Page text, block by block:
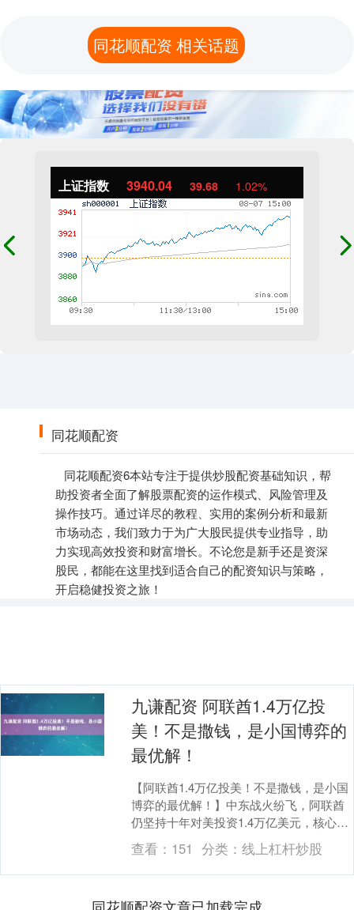
上证指数 3940.04 39.68 1.02%
同花顺配资
同花顺配资6本站专注于提供炒股配资基础知识，帮
助投资者全面了解股票配资的运作模式、风险管理及
操作技巧。通过详尽的教程、实用的案例分析和最新
市场动态，我们致力于为广大股民提供专业指导，助
力实现高效投资和财富增长。不论您是新手还是资深
股民，都能在这里找到适合自己的配资知识与策略，
开启稳健投资之旅！
同花顺配资 相关话题
九谦配资 阿联酋1.4万亿投
美！不是撒钱，是小国博弈的
最优解！
【阿联酋1.4万亿投美！不是撒钱，是小国
博弈的最优解！】中东战火纷飞，阿联酋
仍坚持十年对美投资1.4万亿美元，核心观
点只有一个：这是精准的安全避险与转型
突围，绝....
查看： 151 分类： 线上杠杆炒股